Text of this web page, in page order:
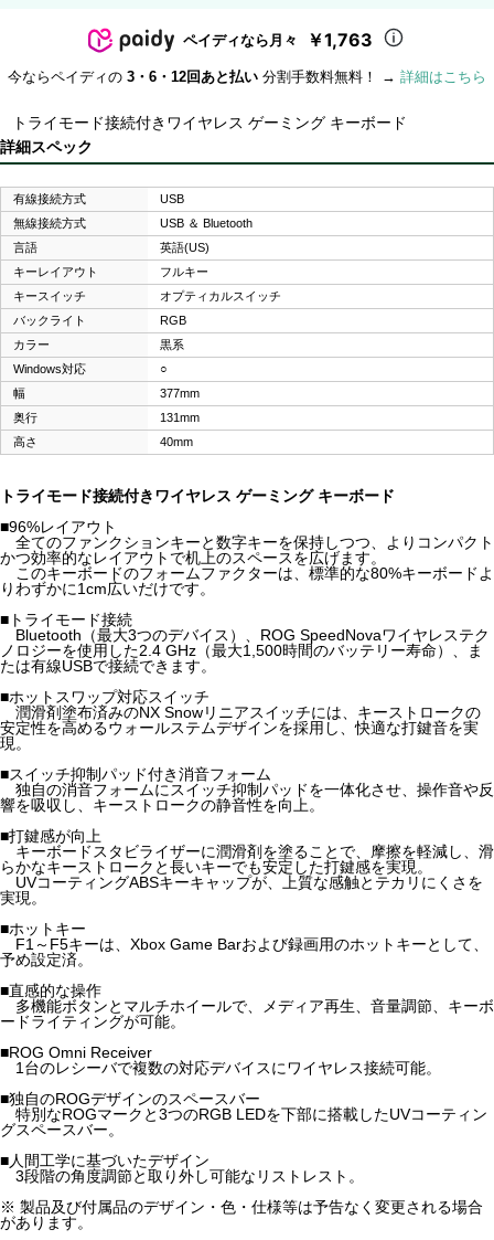
ペイディなら月々 ￥1,763
今ならペイディの 3・6・12回あと払い 分割手数料無料！ → 詳細はこちら
トライモード接続付きワイヤレス ゲーミング キーボード
詳細スペック
有線接続方式
USB
無線接続方式
USB ＆ Bluetooth
言語
英語(US)
キーレイアウト
フルキー
キースイッチ
オプティカルスイッチ
バックライト
RGB
カラー
黒系
Windows対応
○
幅
377mm
奥行
131mm
高さ
40mm
トライモード接続付きワイヤレス ゲーミング キーボード
■96%レイアウト
全てのファンクションキーと数字キーを保持しつつ、よりコンパクト
かつ効率的なレイアウトで机上のスペースを広げます。
このキーボードのフォームファクターは、標準的な80%キーボードよ
りわずかに1cm広いだけです。
■トライモード接続
Bluetooth（最大3つのデバイス）、ROG SpeedNovaワイヤレステク
ノロジーを使用した2.4 GHz（最大1,500時間のバッテリー寿命）、ま
たは有線USBで接続できます。
■ホットスワップ対応スイッチ
潤滑剤塗布済みのNX Snowリニアスイッチには、キーストロークの
安定性を高めるウォールステムデザインを採用し、快適な打鍵音を実
現。
■スイッチ抑制パッド付き消音フォーム
独自の消音フォームにスイッチ抑制パッドを一体化させ、操作音や反
響を吸収し、キーストロークの静音性を向上。
■打鍵感が向上
キーボードスタビライザーに潤滑剤を塗ることで、摩擦を軽減し、滑
らかなキーストロークと長いキーでも安定した打鍵感を実現。
UVコーティングABSキーキャップが、上質な感触とテカリにくさを
実現。
■ホットキー
F1～F5キーは、Xbox Game Barおよび録画用のホットキーとして、
予め設定済。
■直感的な操作
多機能ボタンとマルチホイールで、メディア再生、音量調節、キーボ
ードライティングが可能。
■ROG Omni Receiver
1台のレシーバで複数の対応デバイスにワイヤレス接続可能。
■独自のROGデザインのスペースバー
特別なROGマークと3つのRGB LEDを下部に搭載したUVコーティン
グスペースバー。
■人間工学に基づいたデザイン
3段階の角度調節と取り外し可能なリストレスト。
※ 製品及び付属品のデザイン・色・仕様等は予告なく変更される場合
があります。